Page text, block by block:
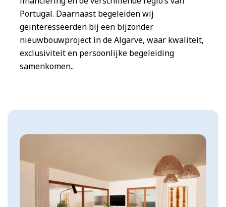
Portugal. Daarnaast begeleiden wij
geïnteresseerden bij een bijzonder
nieuwbouwproject in de Algarve, waar kwaliteit,
exclusiviteit en persoonlijke begeleiding
samenkomen..